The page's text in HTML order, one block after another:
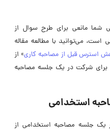
شما مانعی برای طرح سوال از
می‌توانید با مطالعه مقاله‌
» از
برای شرکت در یک جلسه مصاحبه
استخدامی
یک جلسه مصاحبه استخدامی از